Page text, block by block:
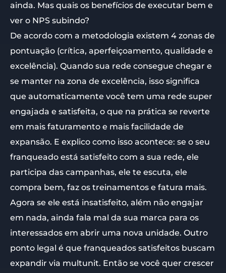
ainda. Mas quais os benefícios de executar bem e
ver o NPS subindo?
De acordo com a metodologia existem 4 zonas de
pontuação (crítica, aperfeiçoamento, qualidade e
excelência). Quando sua rede consegue chegar e
se manter na zona de excelência, isso significa
que automaticamente você tem uma rede super
engajada e satisfeita, o que na prática se reverte
em mais faturamento e mais facilidade de
expansão. E explico como isso acontece: se o seu
franqueado está satisfeito com a sua rede, ele
participa das campanhas, ele te escuta, ele
compra bem, faz os treinamentos e fatura mais.
Agora se ele está insatisfeito, além não engajar
em nada, ainda fala mal da sua marca para os
interessados em abrir uma nova unidade. Outro
ponto legal é que franqueados satisfeitos buscam
expandir via multunit. Então se você quer crescer